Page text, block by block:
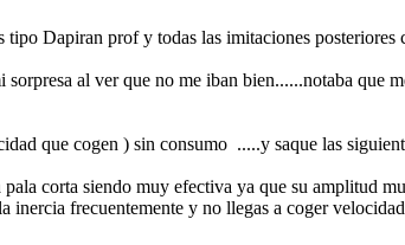
Dapiran prof y todas las imitaciones posteriores
al ver que no me iban bien......notaba que
que cogen ) sin consumo .....y saque las
corta siendo muy efectiva ya que su amplitud
frecuentemente y no llegas a coger